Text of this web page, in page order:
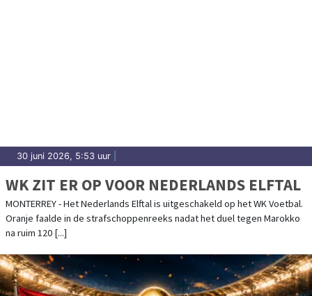
30 juni 2026, 5:53 uur
WK ZIT ER OP VOOR NEDERLANDS ELFTAL
MONTERREY - Het Nederlands Elftal is uitgeschakeld op het WK Voetbal.
Oranje faalde in de strafschoppenreeks nadat het duel tegen Marokko
na ruim 120 [...]